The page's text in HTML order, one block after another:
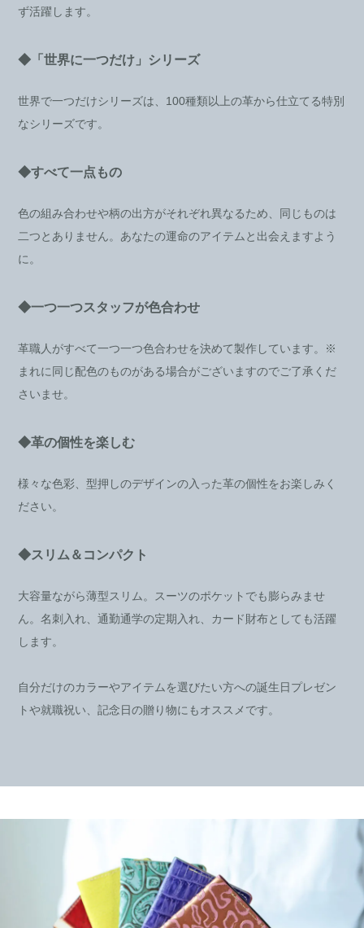
ず活躍します。
◆「世界に一つだけ」シリーズ
世界で一つだけシリーズは、100種類以上の革から仕立てる特別
なシリーズです。
◆すべて一点もの
色の組み合わせや柄の出方がそれぞれ異なるため、同じものは
二つとありません。あなたの運命のアイテムと出会えますよう
に。
◆一つ一つスタッフが色合わせ
革職人がすべて一つ一つ色合わせを決めて製作しています。※
まれに同じ配色のものがある場合がございますのでご了承くだ
さいませ。
◆革の個性を楽しむ
様々な色彩、型押しのデザインの入った革の個性をお楽しみく
ださい。
◆スリム＆コンパクト
大容量ながら薄型スリム。スーツのポケットでも膨らみませ
ん。名刺入れ、通勤通学の定期入れ、カード財布としても活躍
します。
自分だけのカラーやアイテムを選びたい方への誕生日プレゼン
トや就職祝い、記念日の贈り物にもオススメです。